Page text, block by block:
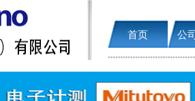
首页 公